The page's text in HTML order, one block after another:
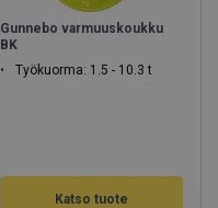
Gunnebo varmuuskoukku
BK
Työkuorma: 1.5 - 10.3 t
Katso tuote